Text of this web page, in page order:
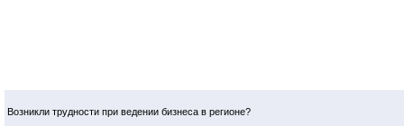
Возникли трудности при ведении бизнеса в регионе?